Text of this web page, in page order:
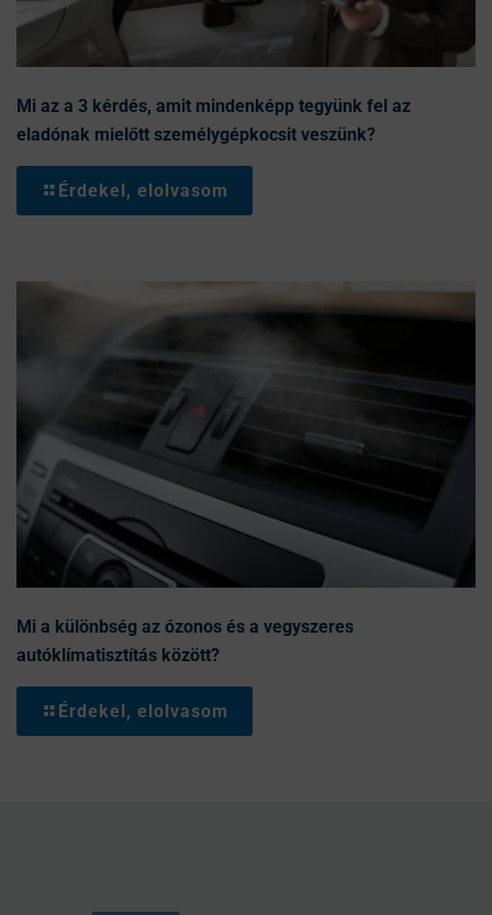
Mi az a 3 kérdés, amit mindenképp tegyünk fel az
eladónak mielőtt személygépkocsit veszünk?
Érdekel, elolvasom
Mi a különbség az ózonos és a vegyszeres
autóklímatisztítás között?
Érdekel, elolvasom